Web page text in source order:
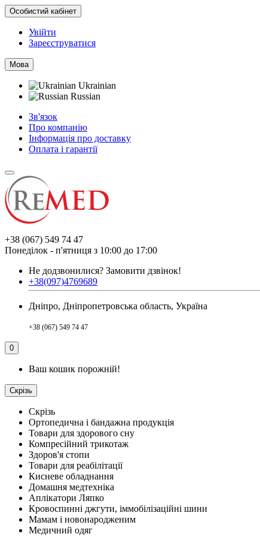
Особистий кабінет
Увійти
Зареєструватися
Мова
Ukrainian
Russian
Зв'язок
Про компанію
Інформація про доставку
Оплата і гарантії
+38 (067) 549 74 47
Понеділок - п'ятниця з 10:00 до 17:00
Не додзвонилися? Замовити дзвінок!
+38(097)4769689
Дніпро, Дніпропетровська область, Україна
+38 (067) 549 74 47
0
Ваш кошик порожній!
Скрізь
Скрізь
Ортопедична і бандажна продукція
Товари для здорового сну
Компресійний трикотаж
Здоров'я стопи
Товари для реабілітації
Кисневе обладнання
Домашня медтехніка
Аплікатори Ляпко
Кровоспинні джгути, іммобілізаційні шини
Мамам і новонародженим
Медичний одяг